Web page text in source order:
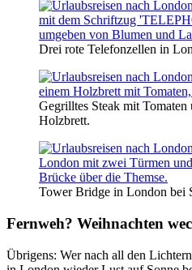
Drei rote Telefonzellen in
Gegrilltes Steak mit
Holzbrett.
Tower Bridge in London bei
Fernweh? Weihnachten
Übrigens: Wer nach all den